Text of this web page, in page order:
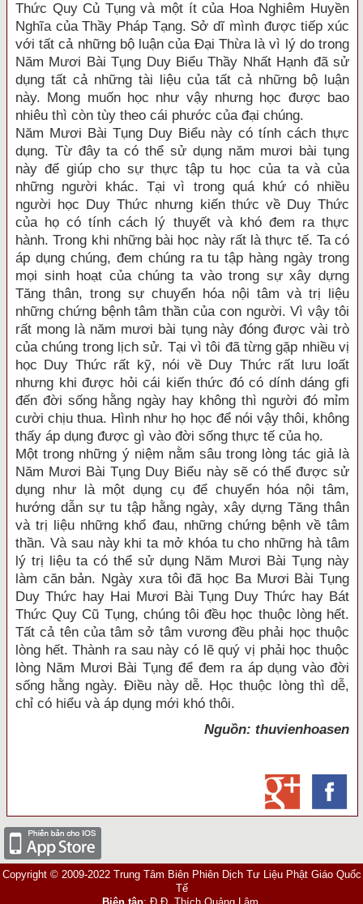
Thức Quy Củ Tụng và một ít của Hoa Nghiêm Huyền
Nghĩa của Thầy Pháp Tạng. Sở dĩ mình được tiếp xúc
với tất cả những bộ luận của Đại Thừa là vì lý do trong
Năm Mươi Bài Tụng Duy Biểu Thầy Nhất Hạnh đã sử
dụng tất cả những tài liệu của tất cả những bộ luận
này. Mong muốn học như vậy nhưng học được bao
nhiêu thì còn tùy theo cái phước của đại chúng.
Năm Mươi Bài Tụng Duy Biểu này có tính cách thực
dụng. Từ đây ta có thể sử dụng năm mươi bài tụng
này để giúp cho sự thực tập tu học của ta và của
những người khác. Tại vì trong quá khứ có nhiều
người học Duy Thức nhưng kiến thức về Duy Thức
của họ có tính cách lý thuyết và khó đem ra thực
hành. Trong khi những bài học này rất là thực tế. Ta có
áp dụng chúng, đem chúng ra tu tập hàng ngày trong
mọi sinh hoạt của chúng ta vào trong sự xây dựng
Tăng thân, trong sự chuyển hóa nội tâm và trị liệu
những chứng bệnh tâm thần của con người. Vì vậy tôi
rất mong là năm mươi bài tụng này đóng được vài trò
của chúng trong lịch sử. Tại vì tôi đã từng gặp nhiều vị
học Duy Thức rất kỹ, nói về Duy Thức rất lưu loất
nhưng khi được hỏi cái kiến thức đó có dính dáng gfi
đến đời sống hằng ngày hay không thì người đó mỉm
cười chịu thua. Hình như họ học để nói vậy thôi, không
thấy áp dụng được gì vào đời sống thực tế của họ.
Một trong những ý niệm nằm sâu trong lòng tác giả là
Năm Mươi Bài Tụng Duy Biểu này sẽ có thể được sử
dụng như là một dụng cụ để chuyển hóa nội tâm,
hướng dẫn sự tu tập hằng ngày, xây dựng Tăng thân
và trị liệu những khổ đau, những chứng bệnh về tâm
thần. Và sau này khi ta mở khóa tu cho những hà tâm
lý trị liệu ta có thể sử dụng Năm Mươi Bài Tụng này
làm căn bản. Ngày xưa tôi đã học Ba Mươi Bài Tụng
Duy Thức hay Hai Mươi Bài Tụng Duy Thức hay Bát
Thức Quy Cũ Tụng, chúng tôi đều học thuộc lòng hết.
Tất cả tên của tâm sở tâm vương đều phải học thuộc
lòng hết. Thành ra sau này có lẽ quý vị phải học thuộc
lòng Năm Mươi Bài Tụng để đem ra áp dụng vào đời
sống hằng ngày. Điều này dễ. Học thuộc lòng thì dễ,
chỉ có hiểu và áp dụng mới khó thôi.
Nguồn: thuvienhoasen
Copyright © 2009-2022 Trung Tâm Biên Phiên Dịch Tư Liệu Phật Giáo Quốc
Tế